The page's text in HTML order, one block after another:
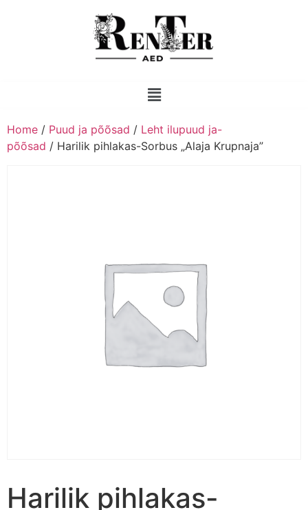
Home / Puud ja põõsad / Leht ilupuud ja-
põõsad / Harilik pihlakas-Sorbus „Alaja Krupnaja”
Harilik pihlakas-